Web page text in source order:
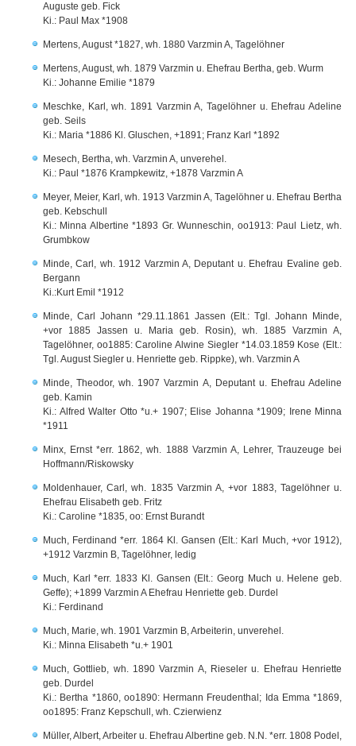
Auguste geb. Fick
Ki.: Paul Max *1908
Mertens, August *1827, wh. 1880 Varzmin A, Tagelöhner
Mertens, August, wh. 1879 Varzmin u. Ehefrau Bertha, geb. Wurm
Ki.: Johanne Emilie *1879
Meschke, Karl, wh. 1891 Varzmin A, Tagelöhner u. Ehefrau Adeline
geb. Seils
Ki.: Maria *1886 Kl. Gluschen, +1891; Franz Karl *1892
Mesech, Bertha, wh. Varzmin A, unverehel.
Ki.: Paul *1876 Krampkewitz, +1878 Varzmin A
Meyer, Meier, Karl, wh. 1913 Varzmin A, Tagelöhner u. Ehefrau Bertha
geb. Kebschull
Ki.: Minna Albertine *1893 Gr. Wunneschin, oo1913: Paul Lietz, wh.
Grumbkow
Minde, Carl, wh. 1912 Varzmin A, Deputant u. Ehefrau Evaline geb.
Bergann
Ki.:Kurt Emil *1912
Minde, Carl Johann *29.11.1861 Jassen (Elt.: Tgl. Johann Minde,
+vor 1885 Jassen u. Maria geb. Rosin), wh. 1885 Varzmin A,
Tagelöhner, oo1885: Caroline Alwine Siegler *14.03.1859 Kose (Elt.:
Tgl. August Siegler u. Henriette geb. Rippke), wh. Varzmin A
Minde, Theodor, wh. 1907 Varzmin A, Deputant u. Ehefrau Adeline
geb. Kamin
Ki.: Alfred Walter Otto *u.+ 1907; Elise Johanna *1909; Irene Minna
*1911
Minx, Ernst *err. 1862, wh. 1888 Varzmin A, Lehrer, Trauzeuge bei
Hoffmann/Riskowsky
Moldenhauer, Carl, wh. 1835 Varzmin A, +vor 1883, Tagelöhner u.
Ehefrau Elisabeth geb. Fritz
Ki.: Caroline *1835, oo: Ernst Burandt
Much, Ferdinand *err. 1864 Kl. Gansen (Elt.: Karl Much, +vor 1912),
+1912 Varzmin B, Tagelöhner, ledig
Much, Karl *err. 1833 Kl. Gansen (Elt.: Georg Much u. Helene geb.
Geffe); +1899 Varzmin A Ehefrau Henriette geb. Durdel
Ki.: Ferdinand
Much, Marie, wh. 1901 Varzmin B, Arbeiterin, unverehel.
Ki.: Minna Elisabeth *u.+ 1901
Much, Gottlieb, wh. 1890 Varzmin A, Rieseler u. Ehefrau Henriette
geb. Durdel
Ki.: Bertha *1860, oo1890: Hermann Freudenthal; Ida Emma *1869,
oo1895: Franz Kepschull, wh. Czierwienz
Müller, Albert, Arbeiter u. Ehefrau Albertine geb. N.N. *err. 1808 Podel,